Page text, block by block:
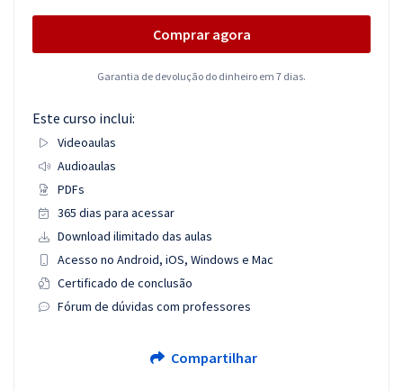
Comprar agora
Garantia de devolução do dinheiro em 7 dias.
Este curso inclui:
Videoaulas
Audioaulas
PDFs
365 dias para acessar
Download ilimitado das aulas
Acesso no Android, iOS, Windows e Mac
Certificado de conclusão
Fórum de dúvidas com professores
Compartilhar